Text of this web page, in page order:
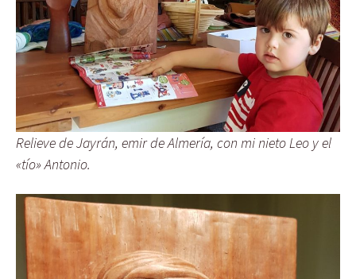
Relieve de Jayrán, emir de Almería, con mi nieto Leo y el
«tío» Antonio.